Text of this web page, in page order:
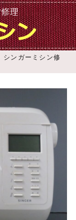
シンガーミシン修